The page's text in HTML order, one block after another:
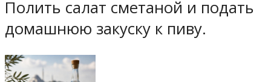
Полить салат сметаной и подать
домашнюю закуску к пиву.